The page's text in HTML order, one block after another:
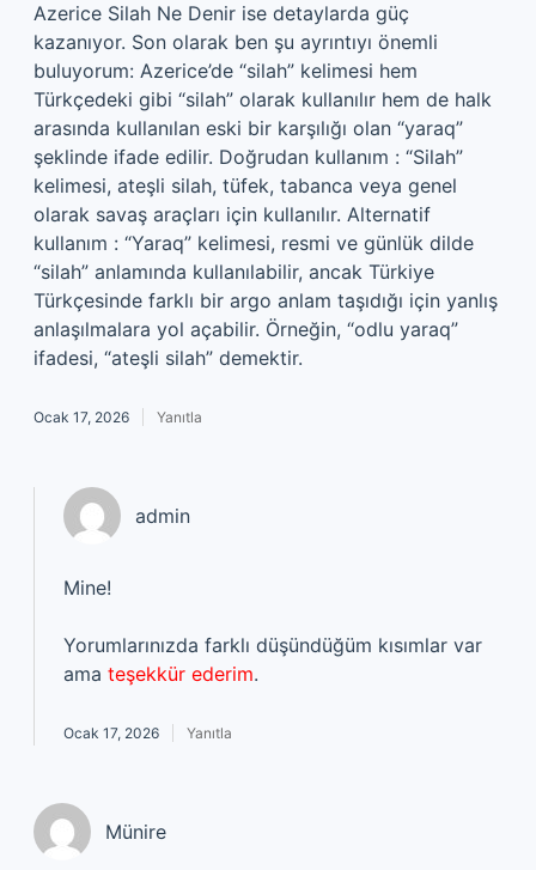
Azerice Silah Ne Denir ise detaylarda güç
kazanıyor. Son olarak ben şu ayrıntıyı önemli
buluyorum: Azerice’de “silah” kelimesi hem
Türkçedeki gibi “silah” olarak kullanılır hem de halk
arasında kullanılan eski bir karşılığı olan “yaraq”
şeklinde ifade edilir. Doğrudan kullanım : “Silah”
kelimesi, ateşli silah, tüfek, tabanca veya genel
olarak savaş araçları için kullanılır. Alternatif
kullanım : “Yaraq” kelimesi, resmi ve günlük dilde
“silah” anlamında kullanılabilir, ancak Türkiye
Türkçesinde farklı bir argo anlam taşıdığı için yanlış
anlaşılmalara yol açabilir. Örneğin, “odlu yaraq”
ifadesi, “ateşli silah” demektir.
Ocak 17, 2026 Yanıtla
admin
Mine!
Yorumlarınızda farklı düşündüğüm kısımlar var
ama teşekkür ederim.
Ocak 17, 2026 Yanıtla
Münire